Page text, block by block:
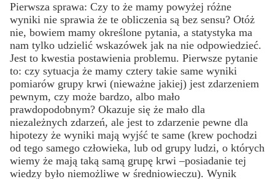
Pierwsza sprawa: Czy to że mamy powyżej różne
wyniki nie sprawia że te obliczenia są bez sensu? Otóż
nie, bowiem mamy określone pytania, a statystyka ma
nam tylko udzielić wskazówek jak na nie odpowiedzieć.
Jest to kwestia postawienia problemu. Pierwsze pytanie
to: czy sytuacja że mamy cztery takie same wyniki
pomiarów grupy krwi (nieważne jakiej) jest zdarzeniem
pewnym, czy może bardzo, albo mało
prawdopodobnym? Okazuje się że mało dla
niezależnych zdarzeń, ale jest to zdarzenie pewne dla
hipotezy że wyniki mają wyjść te same (krew pochodzi
od tego samego człowieka, lub od grupy ludzi, o których
wiemy że mają taką samą grupę krwi –posiadanie tej
wiedzy było niemożliwe w średniowieczu). Wynik